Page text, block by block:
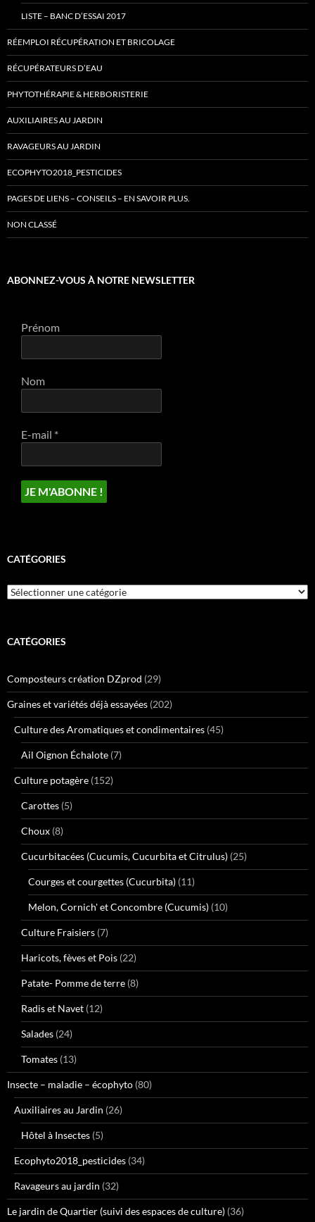
LISTE – BANC D’ESSAI 2017
RÉEMPLOI RÉCUPÉRATION ET BRICOLAGE
RÉCUPÉRATEURS D’EAU
PHYTOTHÉRAPIE & HERBORISTERIE
AUXILIAIRES AU JARDIN
RAVAGEURS AU JARDIN
ECOPHYTO2018_PESTICIDES
PAGES DE LIENS – CONSEILS – EN SAVOIR PLUS.
NON CLASSÉ
ABONNEZ-VOUS À NOTRE NEWSLETTER
Prénom
Nom
E-mail *
CATÉGORIES
Catégories
CATÉGORIES
Composteurs création DZprod (29)
Graines et variétés déjà essayées (202)
Culture des Aromatiques et condimentaires (45)
Ail Oignon Échalote (7)
Culture potagère (152)
Carottes (5)
Choux (8)
Cucurbitacées (Cucumis, Cucurbita et Citrulus) (25)
Courges et courgettes (Cucurbita) (11)
Melon, Cornich' et Concombre (Cucumis) (10)
Culture Fraisiers (7)
Haricots, fèves et Pois (22)
Patate- Pomme de terre (8)
Radis et Navet (12)
Salades (24)
Tomates (13)
Insecte – maladie – écophyto (80)
Auxiliaires au Jardin (26)
Hôtel à Insectes (5)
Ecophyto2018_pesticides (34)
Ravageurs au jardin (32)
Le jardin de Quartier (suivi des espaces de culture) (36)